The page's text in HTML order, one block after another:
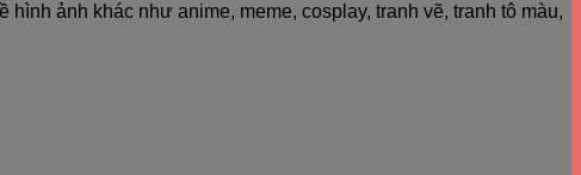
ảnh khác như anime, meme, cosplay, tranh vẽ, tranh tô màu,